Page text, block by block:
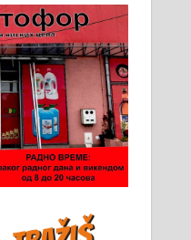
за рад на
промет” у
За више
лично на
Максима
радног дана од
465-045
димњака.